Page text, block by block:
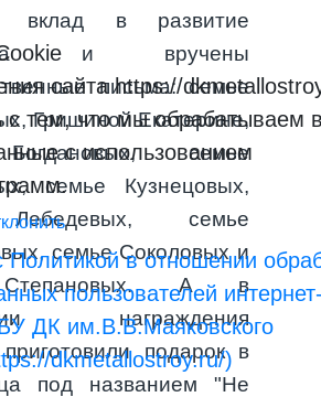
вклад в развитие
и вручены
письма: семье
Гришиной Екатерине,
семье
семье Кузнецовых,
семье
семье Соколовых и
А в
награждения
подарок в
под названием "Не
сайта https://
с тем, что мы обрабатываем
с использованием
Политикой в отношении
пользователей
ДК им.В.В.Маяковского
dkmetallostroy.ru/)